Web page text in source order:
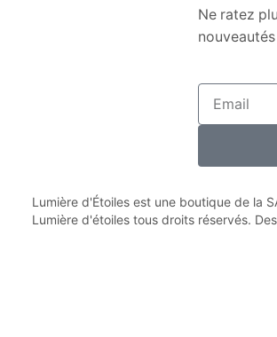
Ne ratez
Lumière d'Étoiles est une boutique de la
Lumière d'étoiles tous droits réservés.